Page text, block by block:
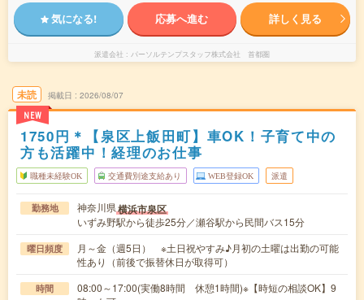
気になる! 応募へ進む 詳しく見る
派遣会社 パーソルテンプスタッフ株式会社 首都圏
未読
NEW
掲載日 2026/08/07
1750円＊【泉区上飯田町】車OK！子育て中の
方も活躍中！経理のお仕事
職種未経験OK 交通費別途支給あり WEB登録OK 派遣
勤務地 神奈川県横浜市泉区
いずみ野駅から徒歩25分／瀬谷駅から民間バス15分
曜日頻度
月～金（週5日） ※土日祝やすみ♪月初の土曜は出勤の可能
性あり（前後で振替休日が取得可）
時間
08:00～17:00(実働8時間 休憩1時間)※【時短の相談OK】9